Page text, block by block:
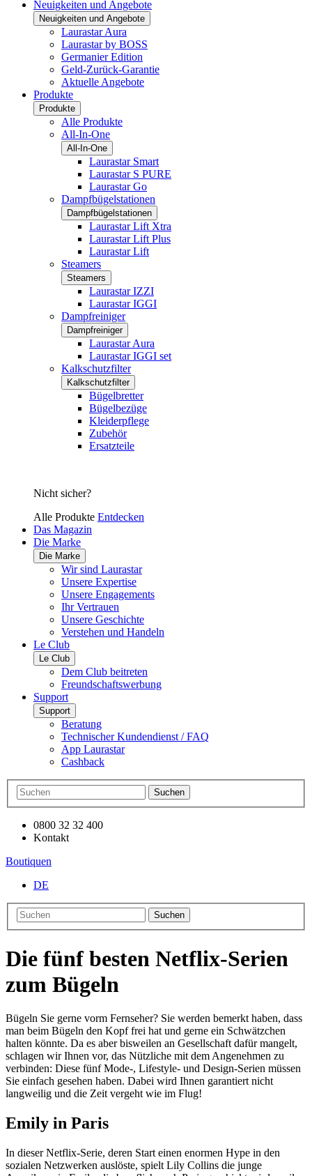
Neuigkeiten und Angebote
Neuigkeiten und Angebote
Laurastar Aura
Laurastar by BOSS
Germanier Edition
Geld-Zurück-Garantie
Aktuelle Angebote
Produkte
Produkte
Alle Produkte
All-In-One
All-In-One
Laurastar Smart
Laurastar S PURE
Laurastar Go
Dampfbügelstationen
Dampfbügelstationen
Laurastar Lift Xtra
Laurastar Lift Plus
Laurastar Lift
Steamers
Steamers
Laurastar IZZI
Laurastar IGGI
Dampfreiniger
Dampfreiniger
Laurastar Aura
Laurastar IGGI set
Kalkschutzfilter
Kalkschutzfilter
Bügelbretter
Bügelbezüge
Kleiderpflege
Zubehör
Ersatzteile
Nicht sicher?
Alle Produkte Entdecken
Das Magazin
Die Marke
Die Marke
Wir sind Laurastar
Unsere Expertise
Unsere Engagements
Ihr Vertrauen
Unsere Geschichte
Verstehen und Handeln
Le Club
Le Club
Dem Club beitreten
Freundschaftswerbung
Support
Support
Beratung
Technischer Kundendienst / FAQ
App Laurastar
Cashback
Suchen
0800 32 32 400
Kontakt
Boutiquen
DE
Suchen
Die fünf besten Netflix-Serien
zum Bügeln
Bügeln Sie gerne vorm Fernseher? Sie werden bemerkt haben, dass
man beim Bügeln den Kopf frei hat und gerne ein Schwätzchen
halten könnte. Da es aber bisweilen an Gesellschaft dafür mangelt,
schlagen wir Ihnen vor, das Nützliche mit dem Angenehmen zu
verbinden: Diese fünf Mode-, Lifestyle- und Design-Serien müssen
Sie einfach gesehen haben. Dabei wird Ihnen garantiert nicht
langweilig und die Zeit vergeht wie im Flug!
Emily in Paris
In dieser Netflix-Serie, deren Start einen enormen Hype in den
sozialen Netzwerken auslöste, spielt Lily Collins die junge